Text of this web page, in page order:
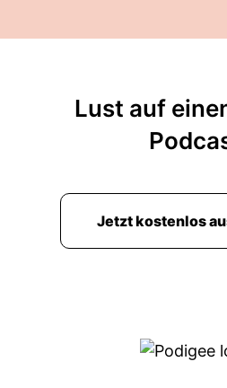
Lust auf
Jetzt kostenlos